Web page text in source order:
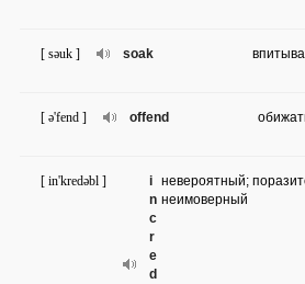
soak
[ səuk ]
offend
[ ə'fend ]
i
n
c
r
e
d
[ in'kredəbl ]
невероятный;
неимоверный